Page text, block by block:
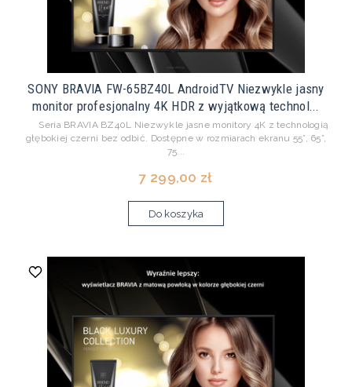
SONY BRAVIA FW-65BZ40L AndroidTV Niezwykle jasny
monitor profesjonalny 4K HDR z wyjątkową technol...
Seria BRAVIA BZ40L Niezwykle jasne monitory 4K z technologią
głębokiej czerni bez odbić. Dostępne w rozmiarach ekranu 55”, 65”,
75...
7 299,00 zł
Do koszyka